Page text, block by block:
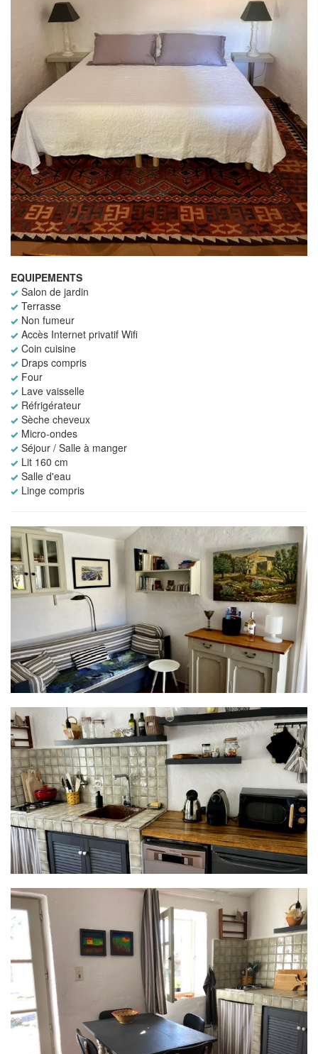
EQUIPEMENTS
Salon de jardin
Terrasse
Non fumeur
Accès Internet privatif Wifi
Coin cuisine
Draps compris
Four
Lave vaisselle
Réfrigérateur
Sèche cheveux
Micro-ondes
Séjour / Salle à manger
Lit 160 cm
Salle d'eau
Linge compris